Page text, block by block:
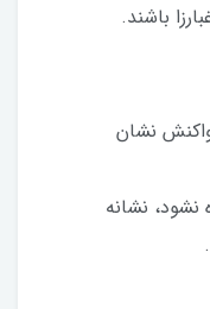
باشند.
نشان
نشود، نشانه